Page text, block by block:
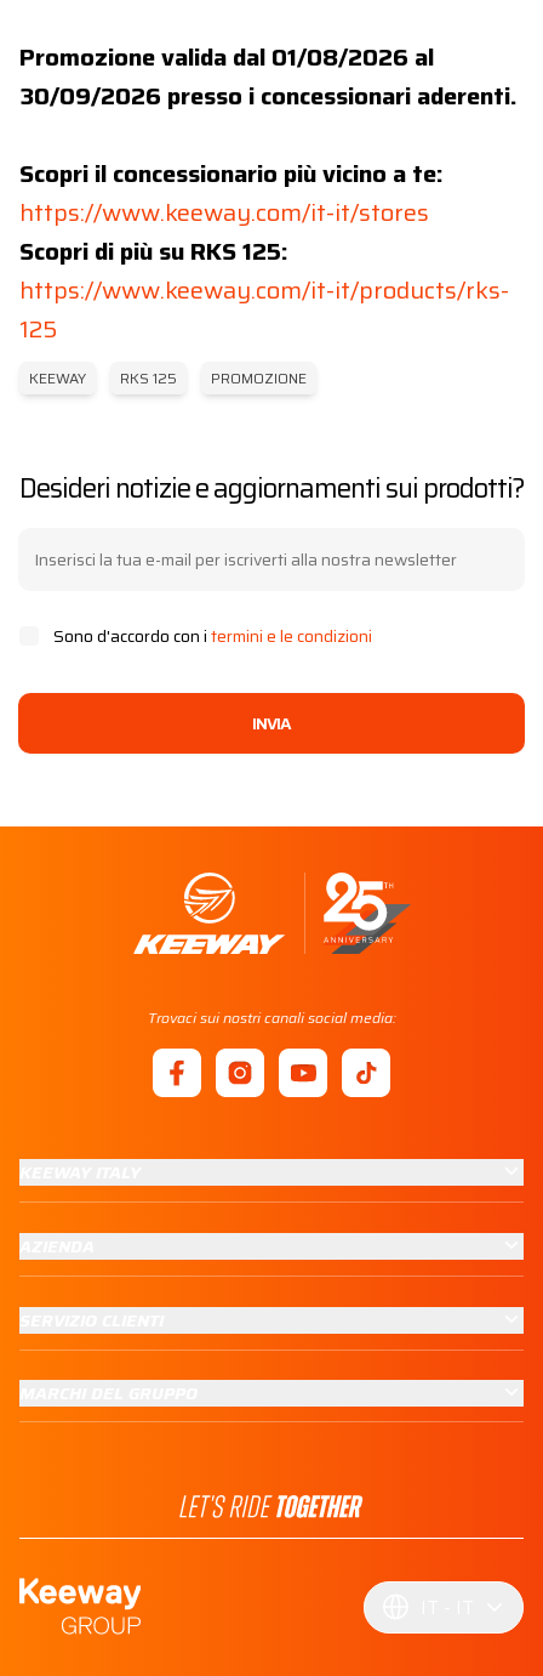
Promozione valida dal 01/08/2026 al
30/09/2026 presso i concessionari aderenti.
Scopri il concessionario più vicino a te:
https://www.keeway.com/it-it/stores
Scopri di più su RKS 125:
https://www.keeway.com/it-it/products/rks-
125
KEEWAY RKS 125 PROMOZIONE
Desideri notizie e aggiornamenti sui prodotti?
Sono d'accordo con itermini e le condizioni
INVIA
Trovaci sui nostri canali social media: